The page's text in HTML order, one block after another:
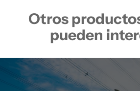
Otros
pueden